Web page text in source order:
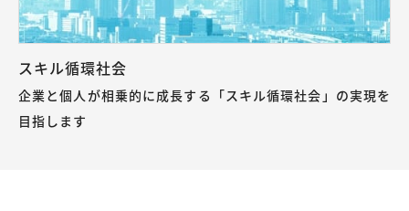
スキル循環社会
企業と個人が相乗的に成長する「スキル循環社会」の実現を
目指します